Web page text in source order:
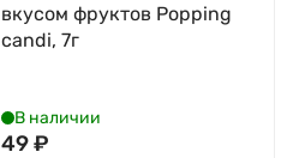
вкусом фруктов Popping
candi, 7г
В наличии
49₽